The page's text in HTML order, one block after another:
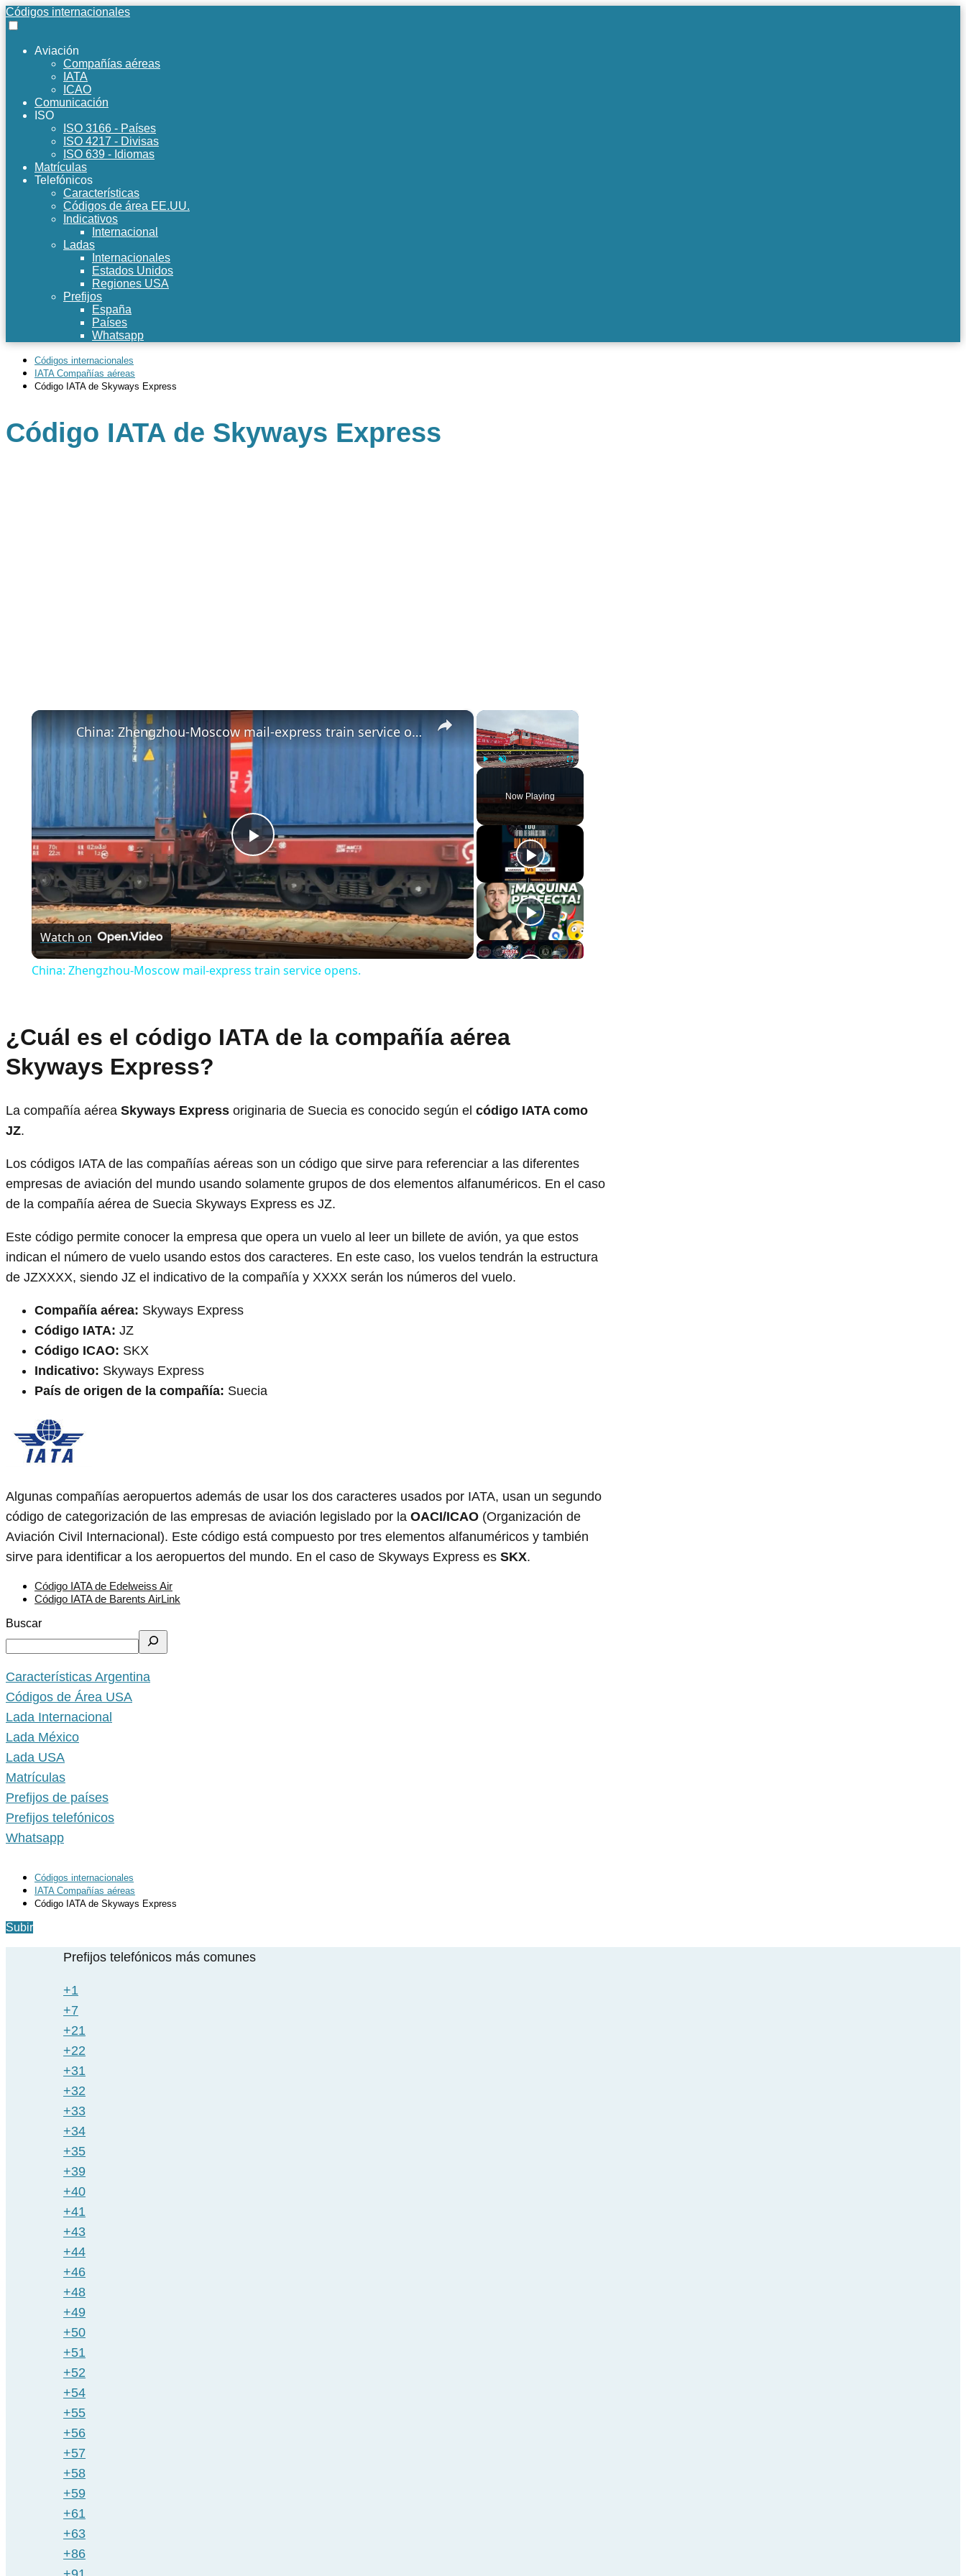
Códigos internacionales
Aviación
Compañías aéreas
IATA
ICAO
Comunicación
ISO
ISO 3166 - Países
ISO 4217 - Divisas
ISO 639 - Idiomas
Matrículas
Telefónicos
Características
Códigos de área EE.UU.
Indicativos
Internacional
Ladas
Internacionales
Estados Unidos
Regiones USA
Prefijos
España
Países
Whatsapp
Códigos internacionales
IATA Compañías aéreas
Código IATA de Skyways Express
Código IATA de Skyways Express
×
Fullscreen
Now Playing
×
Play
Video
China: Zhengzhou-Moscow mail-express train service opens.
Watch on
China: Zhengzhou-Moscow mail-express train service opens.
¿Cuál es el código IATA de la compañía aérea
Skyways Express?
La compañía aérea Skyways Express originaria de Suecia es conocido según el código IATA como
JZ.
Los códigos IATA de las compañías aéreas son un código que sirve para referenciar a las diferentes
empresas de aviación del mundo usando solamente grupos de dos elementos alfanuméricos. En el caso
de la compañía aérea de Suecia Skyways Express es JZ.
Este código permite conocer la empresa que opera un vuelo al leer un billete de avión, ya que estos
indican el número de vuelo usando estos dos caracteres. En este caso, los vuelos tendrán la estructura
de JZXXXX, siendo JZ el indicativo de la compañía y XXXX serán los números del vuelo.
Compañía aérea: Skyways Express
Código IATA: JZ
Código ICAO: SKX
Indicativo: Skyways Express
País de origen de la compañía: Suecia
Algunas compañías aeropuertos además de usar los dos caracteres usados por IATA, usan un segundo
código de categorización de las empresas de aviación legislado por la OACI/ICAO (Organización de
Aviación Civil Internacional). Este código está compuesto por tres elementos alfanuméricos y también
sirve para identificar a los aeropuertos del mundo. En el caso de Skyways Express es SKX.
Código IATA de Edelweiss Air
Código IATA de Barents AirLink
Buscar
Características Argentina
Códigos de Área USA
Lada Internacional
Lada México
Lada USA
Matrículas
Prefijos de países
Prefijos telefónicos
Whatsapp
Códigos internacionales
IATA Compañías aéreas
Código IATA de Skyways Express
Subir
Prefijos telefónicos más comunes
+1
+7
+21
+22
+31
+32
+33
+34
+35
+39
+40
+41
+43
+44
+46
+48
+49
+50
+51
+52
+54
+55
+56
+57
+58
+59
+61
+63
+86